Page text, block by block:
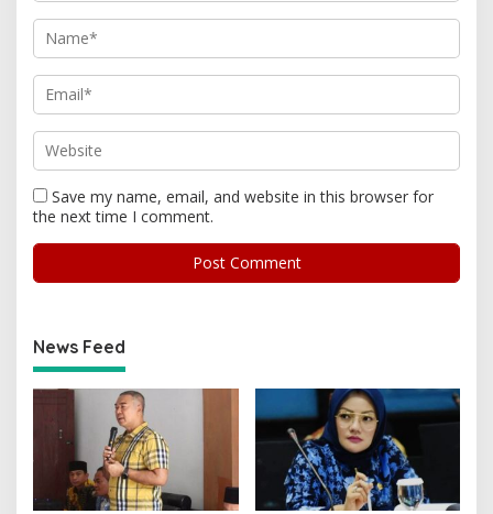
Save my name, email, and website in this browser for
the next time I comment.
News Feed